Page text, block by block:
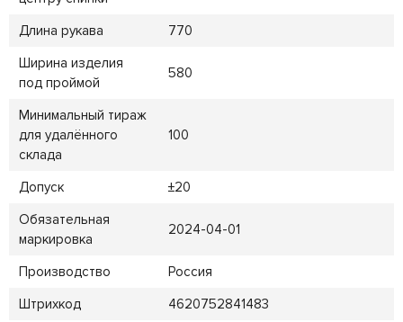
Длина рукава
770
Ширина изделия
под проймой
580
Минимальный тираж
для удалённого
склада
100
Допуск
±20
Обязательная
маркировка
2024-04-01
Производство
Россия
Штрихкод
4620752841483